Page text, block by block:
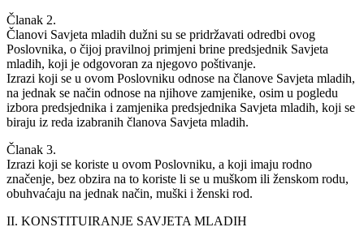
Članak 2.
Članovi Savjeta mladih dužni su se pridržavati odredbi ovog
Poslovnika, o čijoj pravilnoj primjeni brine predsjednik Savjeta
mladih, koji je odgovoran za njegovo poštivanje.
Izrazi koji se u ovom Poslovniku odnose na članove Savjeta mladih,
na jednak se način odnose na njihove zamjenike, osim u pogledu
izbora predsjednika i zamjenika predsjednika Savjeta mladih, koji se
biraju iz reda izabranih članova Savjeta mladih.
Članak 3.
Izrazi koji se koriste u ovom Poslovniku, a koji imaju rodno
značenje, bez obzira na to koriste li se u muškom ili ženskom rodu,
obuhvaćaju na jednak način, muški i ženski rod.
II. KONSTITUIRANJE SAVJETA MLADIH